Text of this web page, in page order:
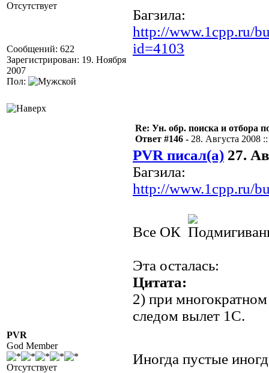
Отсутствует
Сообщений: 622
Зарегистрирован: 19. Ноября
2007
Пол:
Багзила:
http://www.1cpp.ru/
id=4103
PVR
God Member
Отсутствует
Re: Ун. обр. поиска и отбора
Ответ #146 - 28. Августа 2008
PVR писал(а) 27.
Багзила:
http://www.1cpp.ru/
Все ОК
Эта осталась:
Цитата:
2) при
следом вылет 1С.
Иногда пустые